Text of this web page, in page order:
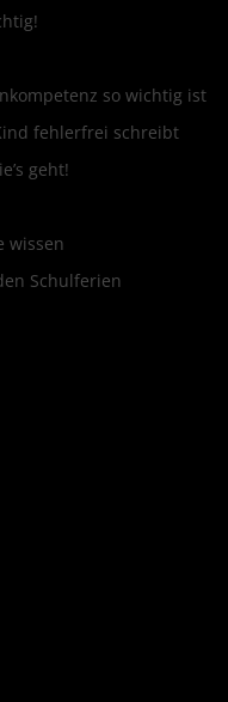
so wichtig ist
fehlerfrei schreibt
geht!
wissen
Schulferien